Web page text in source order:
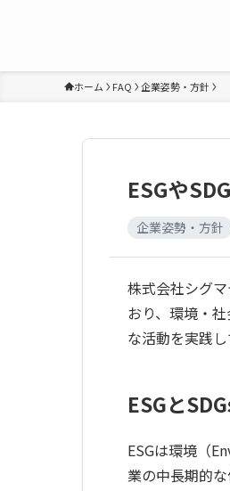
ホーム FAQ 企業姿勢・方針
ESGや
企業姿勢・方針
株式会社シグ
おり、環境・
な活動を実践し
ESGと
ESGは環境（
業の中長期的